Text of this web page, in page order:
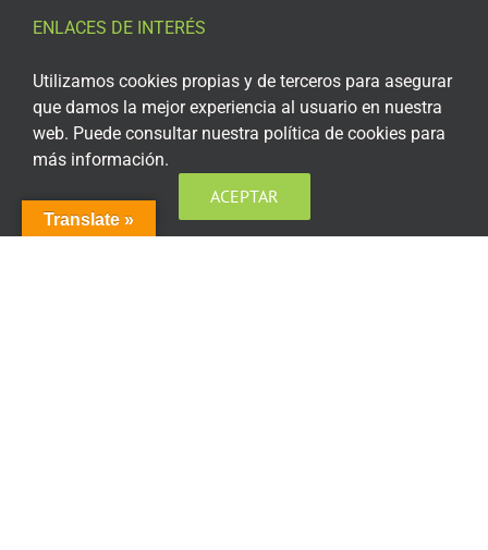
ENLACES DE INTERÉS
Aviso Legal
Política de privacidad
Política de privacidad Redes Sociales
Política de cookies
Translate »
Utilizamos cookies propias y de terceros para asegurar
que damos la mejor experiencia al usuario en nuestra
web. Puede consultar nuestra política de cookies para
más información.
ACEPTAR